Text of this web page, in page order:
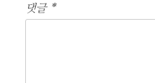
댓글 *